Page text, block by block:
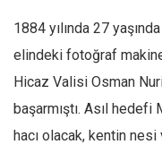
1884 yılında 27
elindeki fotoğraf
Hicaz Valisi Osman
başarmıştı. Asıl hedefi
hacı olacak, kentin